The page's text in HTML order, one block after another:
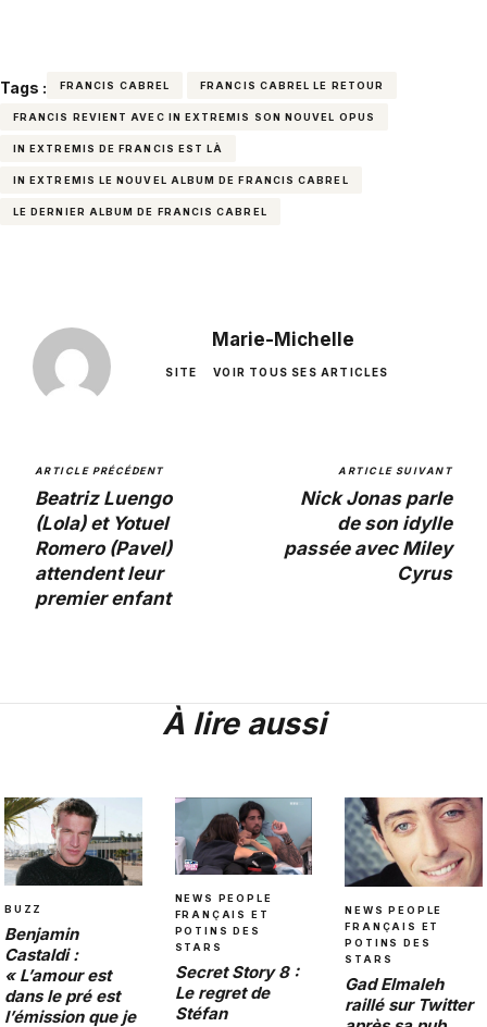
Tags : FRANCIS CABREL FRANCIS CABREL LE RETOUR
FRANCIS REVIENT AVEC IN EXTREMIS SON NOUVEL OPUS
IN EXTREMIS DE FRANCIS EST LÀ
IN EXTREMIS LE NOUVEL ALBUM DE FRANCIS CABREL
LE DERNIER ALBUM DE FRANCIS CABREL
Marie-Michelle
SITE VOIR TOUS SES ARTICLES
ARTICLE PRÉCÉDENT
Beatriz Luengo
(Lola) et Yotuel
Romero (Pavel)
attendent leur
premier enfant
ARTICLE SUIVANT
Nick Jonas parle
de son idylle
passée avec Miley
Cyrus
À lire aussi
BUZZ
Benjamin
Castaldi :
« L’amour est
dans le pré est
l’émission que je
NEWS PEOPLE
FRANÇAIS ET
POTINS DES
STARS
Secret Story 8 :
Le regret de
Stéfan
NEWS PEOPLE
FRANÇAIS ET
POTINS DES
STARS
Gad Elmaleh
raillé sur Twitter